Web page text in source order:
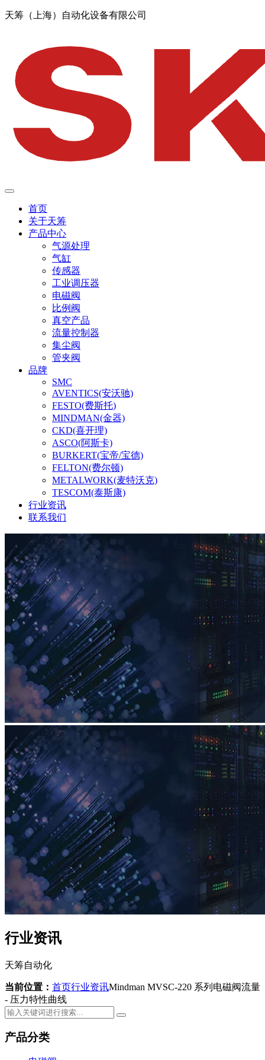
天筹（上海）自动化设备有限公司
首页
关于天筹
产品中心
气源处理
气缸
传感器
工业调压器
电磁阀
比例阀
真空产品
流量控制器
集尘阀
管夹阀
品牌
SMC
AVENTICS(安沃驰)
FESTO(费斯托)
MINDMAN(金器)
CKD(喜开理)
ASCO(阿斯卡)
BURKERT(宝帝/宝德)
FELTON(费尔顿)
METALWORK(麦特沃克)
TESCOM(泰斯康)
行业资讯
联系我们
行业资讯
天筹自动化
当前位置： 首页行业资讯Mindman MVSC-220 系列电磁阀流量
- 压力特性曲线
产品分类